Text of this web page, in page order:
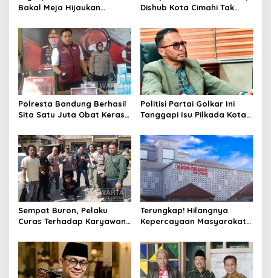
Bakal Meja Hijaukan
Riau
Dishub Kota Cimahi Tak
Pembinaan
Polresta Bandung Berhasil
Sita Satu Juta Obat Keras
Kasus Narkoba
Politisi Partai Golkar Ini
Tanggapi Isu Pilkada Kota
Sempat Buron, Pelaku
Curas Terhadap Karyawan
Ditangkap Polisi
Terungkap! Hilangnya
Kepercayaan Masyarakat
Rebranding RSUD Cibabat